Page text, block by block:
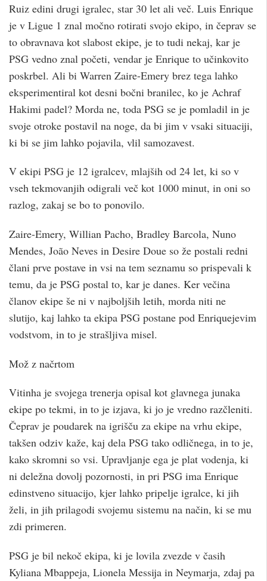
Ruiz edini drugi igralec, star 30 let ali več. Luis Enrique
je v Ligue 1 znal močno rotirati svojo ekipo, in čeprav se
to obravnava kot slabost ekipe, je to tudi nekaj, kar je
PSG vedno znal početi, vendar je Enrique to učinkovito
poskrbel. Ali bi Warren Zaire-Emery brez tega lahko
eksperimentiral kot desni bočni branilec, ko je Achraf
Hakimi padel? Morda ne, toda PSG se je pomladil in je
svoje otroke postavil na noge, da bi jim v vsaki situaciji,
ki bi se jim lahko pojavila, vlil samozavest.
V ekipi PSG je 12 igralcev, mlajših od 24 let, ki so v
vseh tekmovanjih odigrali več kot 1000 minut, in oni so
razlog, zakaj se bo to ponovilo.
Zaire-Emery, Willian Pacho, Bradley Barcola, Nuno
Mendes, João Neves in Desire Doue so že postali redni
člani prve postave in vsi na tem seznamu so prispevali k
temu, da je PSG postal to, kar je danes. Ker večina
članov ekipe še ni v najboljših letih, morda niti ne
slutijo, kaj lahko ta ekipa PSG postane pod Enriquejevim
vodstvom, in to je strašljiva misel.
Mož z načrtom
Vitinha je svojega trenerja opisal kot glavnega junaka
ekipe po tekmi, in to je izjava, ki jo je vredno razčleniti.
Čeprav je poudarek na igrišču za ekipe na vrhu ekipe,
takšen odziv kaže, kaj dela PSG tako odličnega, in to je,
kako skromni so vsi. Upravljanje ega je plat vodenja, ki
ni deležna dovolj pozornosti, in pri PSG ima Enrique
edinstveno situacijo, kjer lahko pripelje igralce, ki jih
želi, in jih prilagodi svojemu sistemu na način, ki se mu
zdi primeren.
PSG je bil nekoč ekipa, ki je lovila zvezde v časih
Kyliana Mbappeja, Lionela Messija in Neymarja, zdaj pa